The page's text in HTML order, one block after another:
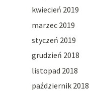
kwiecień 2019
marzec 2019
styczeń 2019
grudzień 2018
listopad 2018
październik 2018